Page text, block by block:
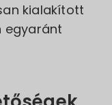
kialakított
egyaránt